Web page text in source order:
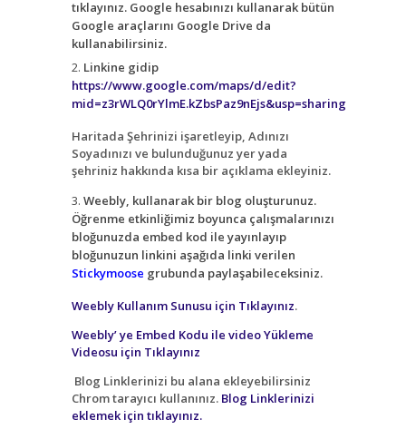
tıklayınız. Google hesabınızı kullanarak bütün
Google araçlarını Google Drive da
kullanabilirsiniz.
Linkine gidip
https://www.google.com/maps/d/edit?
mid=z3rWLQ0rYlmE.kZbsPaz9nEjs&usp=sharing
Haritada Şehrinizi işaretleyip, Adınızı
Soyadınızı ve bulunduğunuz yer yada
şehriniz hakkında kısa bir açıklama ekleyiniz.
Weebly, kullanarak bir blog oluşturunuz.
Öğrenme etkinliğimiz boyunca çalışmalarınızı
bloğunuzda embed kod ile yayınlayıp
bloğunuzun linkini aşağıda linki verilen
Stickymoose grubunda paylaşabileceksiniz.
Weebly Kullanım Sunusu için Tıklayınız.
Weebly’ ye Embed Kodu ile video Yükleme
Videosu için Tıklayınız
Blog Linklerinizi bu alana ekleyebilirsiniz
Chrom tarayıcı kullanınız. Blog Linklerinizi
eklemek için tıklayınız.